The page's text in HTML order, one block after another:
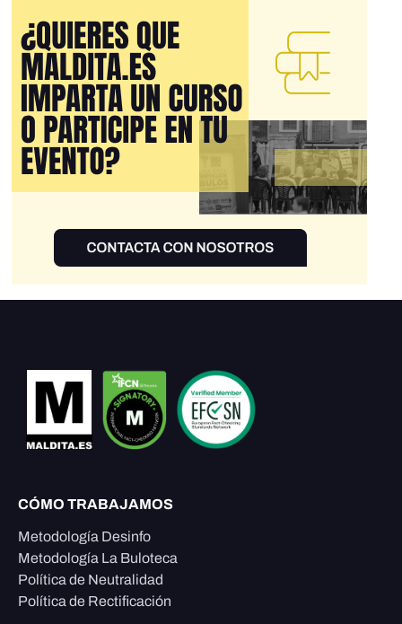
CÓMO TRABAJAMOS
Metodología Desinfo
Metodología La Buloteca
Política de Neutralidad
Política de Rectificación